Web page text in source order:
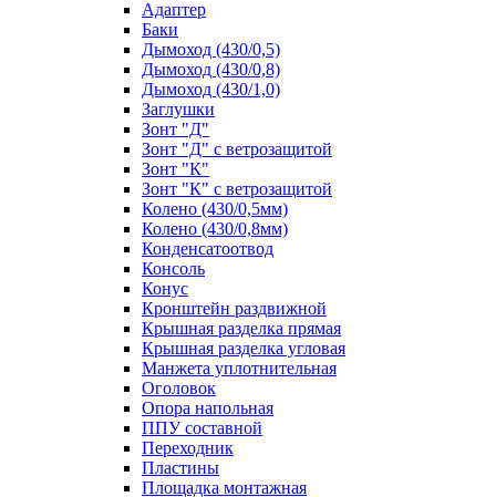
Адаптер
Баки
Дымоход (430/0,5)
Дымоход (430/0,8)
Дымоход (430/1,0)
Заглушки
Зонт "Д"
Зонт "Д" с ветрозащитой
Зонт "К"
Зонт "К" с ветрозащитой
Колено (430/0,5мм)
Колено (430/0,8мм)
Конденсатоотвод
Консоль
Конус
Кронштейн раздвижной
Крышная разделка прямая
Крышная разделка угловая
Манжета уплотнительная
Оголовок
Опора напольная
ППУ составной
Переходник
Пластины
Площадка монтажная